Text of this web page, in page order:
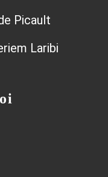
Picault
Laribi